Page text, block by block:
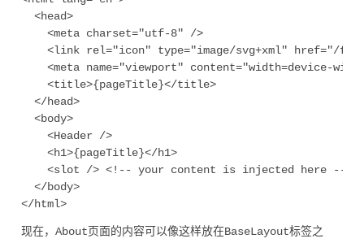
  <head>
    <meta charset="utf-8" />
<link rel="icon" type="image/svg+xml" href="/
<meta name="viewport" content="width=device-
    <title>{pageTitle}</title>
  </head>
  <body>
    <Header />
    <h1>{pageTitle}</h1>
    <slot /> <!-- your content is injected here -->
  </body>
现在， About页面的内容可以像这样放在BaseLayout标签之